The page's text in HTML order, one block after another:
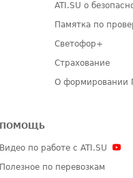
ATI.SU о
Памятка по
Светофор+
Страхование
О формировании
ПОМОЩЬ
Видео по работе с ATI.SU
Полезное по перевозкам